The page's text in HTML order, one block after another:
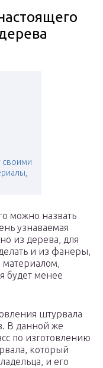
своими
можно назвать
узнаваемая
из дерева, для
и из фанеры,
материалом,
будет менее
штурвала
В данной же
по изготовлению
который
и его